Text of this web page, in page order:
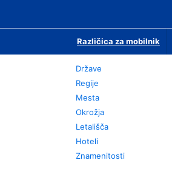
Različica za mobilnik
Države
Regije
Mesta
Okrožja
Letališča
Hoteli
Znamenitosti